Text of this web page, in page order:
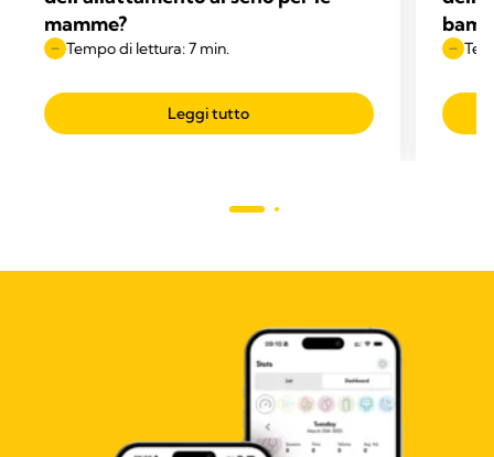
mamme?
Tempo di lettura: 7 min.
Leggi tutto